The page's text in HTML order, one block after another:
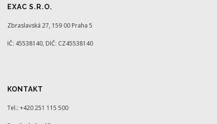
EXAC S.R.O.
Zbraslavská 27, 159 00 Praha 5
IČ: 45538140, DIČ: CZ45538140
KONTAKT
Tel.: +420 251 115 500